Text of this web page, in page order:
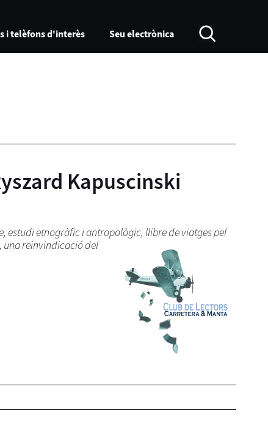
i telèfons d'interès Seu electrònica
Kapuscinski
estudi etnogràfic i antropològic, llibre de viatges pel
una reinvindicació del